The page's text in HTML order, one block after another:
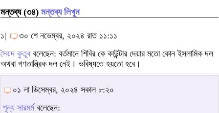
মন্তব্য (৩৪) মন্তব্য লিখুন
১|
৩০ শে নভেম্বর, ২০২৪ রাত ১১:১১
সৈয়দ কুতুব বলেছেন: বর্তমানে শিবির কে কাউন্টার দেয়ার মতো কোন ইসলামিক দল
অথবা গণতান্ত্রিক দল নেই। ভবিষ্যতে হয়তো হবে।
০১ লা ডিসেম্বর, ২০২৪ সকাল ৮:২০
শূন্য সারমর্মবলেছেন: